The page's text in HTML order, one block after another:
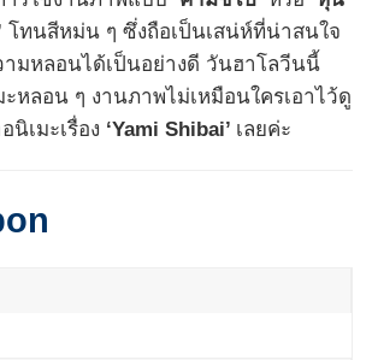
โทนสีหม่น ๆ ซึ่งถือเป็นเสน่ห์ที่น่าสนใจ
ามหลอนได้เป็นอย่างดี วันฮาโลวีนนี้
หลอน ๆ งานภาพไม่เหมือนใครเอาไว้ดู
เมะเรื่อง ‘Yami Shibai’ เลยค่ะ